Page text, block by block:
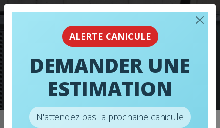
THERMOPOMPE
Accueil / Thermopompe /
ALERTE CANICULE
DEMANDER UNE
ESTIMATION
N'attendez pas la prochaine canicule